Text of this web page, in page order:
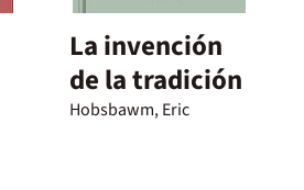
La invención
de la tradición
Hobsbawm, Eric